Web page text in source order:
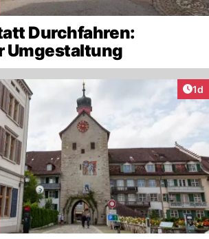
Durchfahren:
Umgestaltung
1d